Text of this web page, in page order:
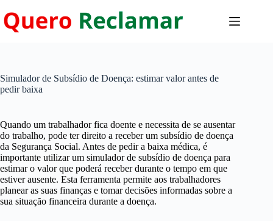
para
o
Simulador de Subsídio de Doença: estimar valor antes de
pedir baixa
Quando um trabalhador fica doente e necessita de se ausentar
do trabalho, pode ter direito a receber um subsídio de doença
da Segurança Social. Antes de pedir a baixa médica, é
importante utilizar um simulador de subsídio de doença para
estimar o valor que poderá receber durante o tempo em que
estiver ausente. Esta ferramenta permite aos trabalhadores
planear as suas finanças e tomar decisões informadas sobre a
sua situação financeira durante a doença.